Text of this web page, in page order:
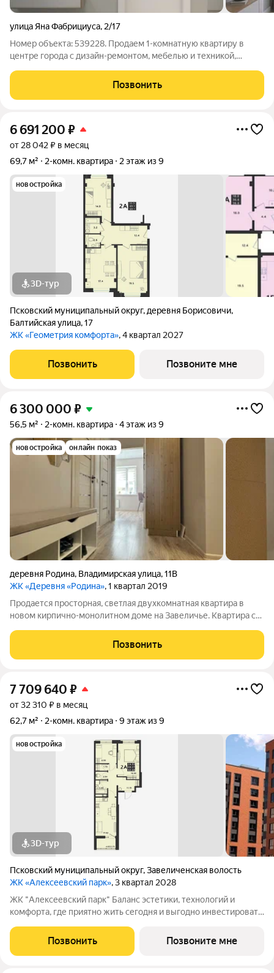
улица Яна Фабрициуса, 2/17
Номер объекта: 539228. Продаем 1-комнатную квартиру в
центре города с дизайн-ремонтом, мебелью и техникой,
ул. Яна Фабрициуса 2/17, общая пл.квартиры 30 кв.м,
функциональная планировка
Позвонить
6 691 200 ₽
от 28 042 ₽ в месяц
69,7 м²
2-комн. квартира 2 этаж из 9
новостройка
3D-тур
Псковский муниципальный округ, деревня Борисовичи,
Балтийская улица,17
ЖК «Геометрия комфорта», 4 квартал 2027
Позвонить Позвоните мне
6 300 000 ₽
56,5 м² 2-комн. квартира 4 этаж из 9
новостройка онлайн показ
деревня Родина, Владимирская улица,11В
ЖК «Деревня «Родина», 1 квартал 2019
Продается просторная, светлая двухкомнатная квартира в
новом кирпично-монолитном доме на Завеличье. Квартира с
встроенная кухня с бытовой техникой, две просторные
комнаты, раздельный санузел. В
Позвонить
7 709 640 ₽
от 32 310 ₽ в месяц
62,7 м²
2-комн. квартира 9 этаж из 9
новостройка
3D-тур
Псковский муниципальный округ,Завеличенская волость
ЖК «Алексеевский парк», 3 квартал 2028
ЖК "Алексеевский парк" Баланс эстетики, технологий и
комфорта, где приятно жить сегодня и выгодно инвестировать
современный проект комфорт класса в развивающемся
районе дальнего Завеличья. Дом выполнен в
Позвонить Позвоните мне